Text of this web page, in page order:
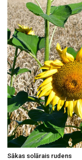
Sākas solārais rudens